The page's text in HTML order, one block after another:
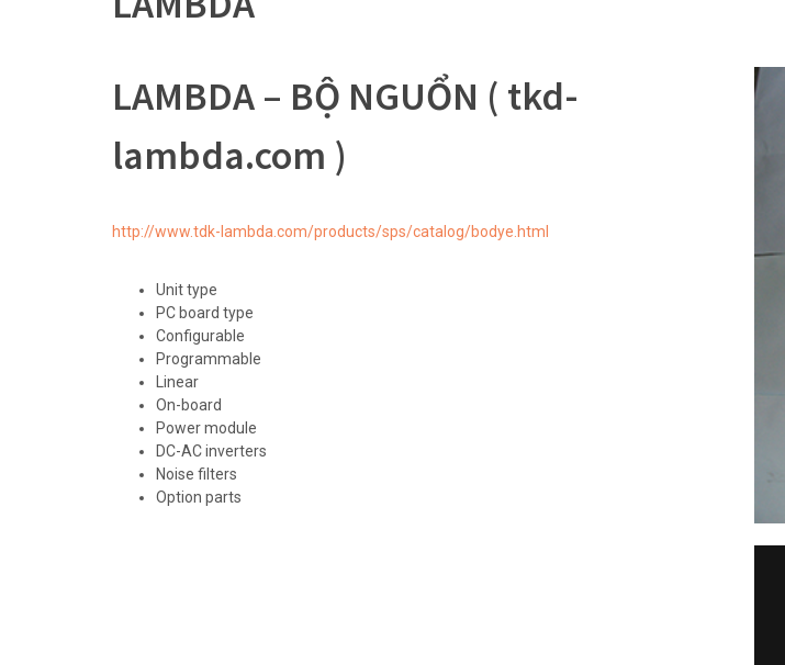
LAMBDA – BỘ NGUỔN ( tkd-
lambda.com )
http://www.tdk-lambda.com/products/sps/catalog/bodye.html
Unit type
PC board type
Configurable
Programmable
Linear
On-board
Power module
DC-AC inverters
Noise filters
Option parts